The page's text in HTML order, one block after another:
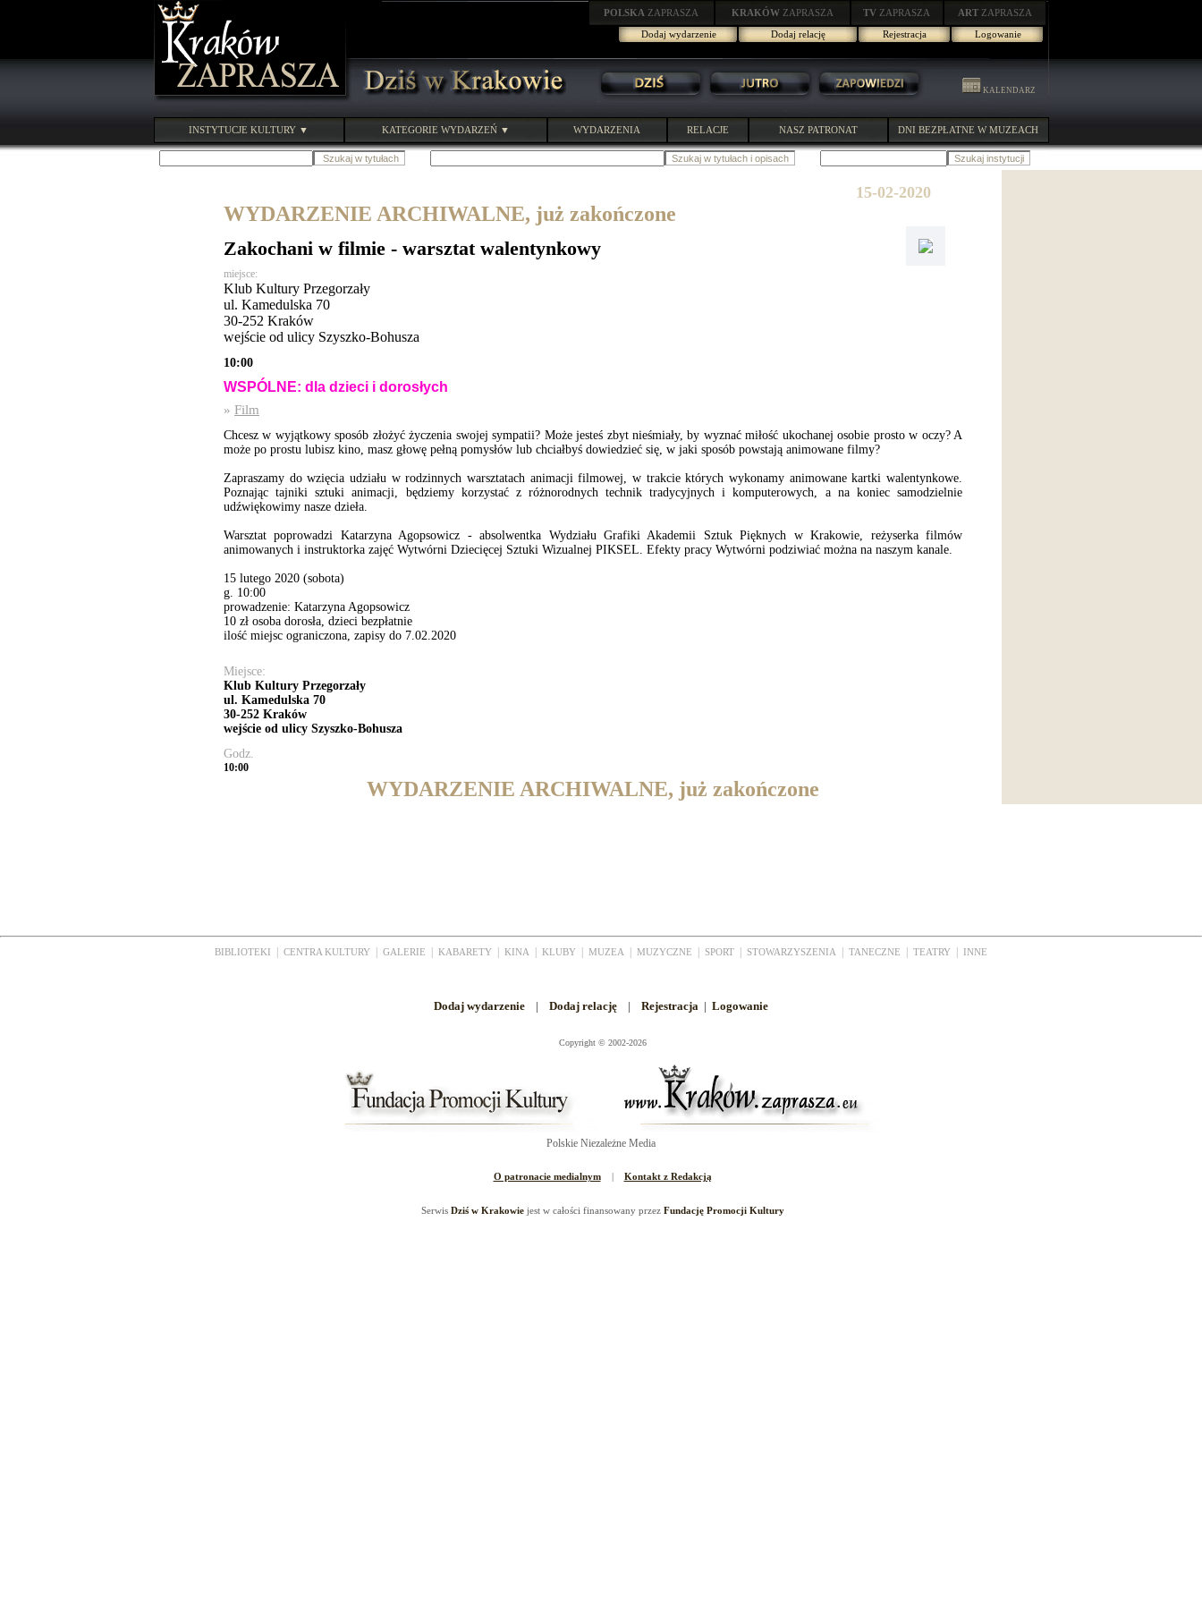
POLSKA ZAPRASZA KRAKÓW ZAPRASZA TV ZAPRASZA ART ZAPRASZA
Dodaj wydarzenie
Dodaj relację Rejestracja Logowanie
KALENDARZ
INSTYTUCJE KULTURY ▼ KATEGORIE WYDARZEŃ ▼ WYDARZENIA RELACJE NASZ PATRONAT DNI BEZPŁATNE W MUZEACH
15-02-2020
WYDARZENIE ARCHIWALNE, już zakończone
Zakochani w filmie - warsztat walentynkowy
miejsce:
Klub Kultury Przegorzały
ul. Kamedulska 70
30-252 Kraków
wejście od ulicy Szyszko-Bohusza
10:00
WSPÓLNE: dla dzieci i dorosłych
» Film
Chcesz w wyjątkowy sposób złożyć życzenia swojej sympatii? Może jesteś zbyt nieśmiały, by wyznać miłość ukochanej osobie prosto w oczy? A
może po prostu lubisz kino, masz głowę pełną pomysłów lub chciałbyś dowiedzieć się, w jaki sposób powstają animowane filmy?
Zapraszamy do wzięcia udziału w rodzinnych warsztatach animacji filmowej, w trakcie których wykonamy animowane kartki walentynkowe.
Poznając tajniki sztuki animacji, będziemy korzystać z różnorodnych technik tradycyjnych i komputerowych, a na koniec samodzielnie
udźwiękowimy nasze dzieła.
Warsztat poprowadzi Katarzyna Agopsowicz - absolwentka Wydziału Grafiki Akademii Sztuk Pięknych w Krakowie, reżyserka filmów
animowanych i instruktorka zajęć Wytwórni Dziecięcej Sztuki Wizualnej PIKSEL. Efekty pracy Wytwórni podziwiać można na naszym kanale.
15 lutego 2020 (sobota)
g. 10:00
prowadzenie: Katarzyna Agopsowicz
10 zł osoba dorosła, dzieci bezpłatnie
ilość miejsc ograniczona, zapisy do 7.02.2020
Miejsce:
Klub Kultury Przegorzały
ul. Kamedulska 70
30-252 Kraków
wejście od ulicy Szyszko-Bohusza
Godz.
10:00
WYDARZENIE ARCHIWALNE, już zakończone
BIBLIOTEKI CENTRA KULTURY GALERIE KABARETY KINA KLUBY MUZEA MUZYCZNE SPORT STOWARZYSZENIA TANECZNE TEATRY INNE
Dodaj wydarzenie | Dodaj relację | Rejestracja | Logowanie
Copyright © 2002-2026
Polskie Niezależne Media
O patronacie medialnym| Kontakt z Redakcją
Serwis Dziś w Krakowiejest w całości finansowany przez Fundację Promocji Kultury